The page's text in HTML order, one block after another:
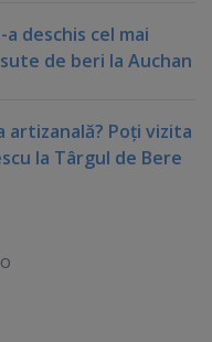
a deschis cel mai
de beri la Auchan
artizanală? Poţi vizita
la Târgul de Bere